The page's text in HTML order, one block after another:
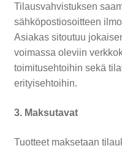
Tilausvahvistuksen
sähköpostiosoitteen
Asiakas sitoutuu
voimassa oleviin
toimitusehtoihin sekä
erityisehtoihin.
3. Maksutavat
Tuotteet maksetaan